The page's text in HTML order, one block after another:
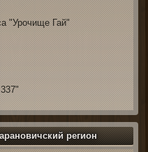
"Урочище Гай"
регион